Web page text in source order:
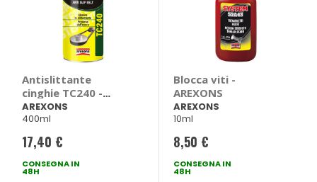
Antislittante
cinghie TC240 -
AREXONS
AREXONS
400ml
17,40 €
CONSEGNA IN
48H
Blocca viti -
AREXONS
AREXONS
10ml
8,50 €
CONSEGNA IN
48H